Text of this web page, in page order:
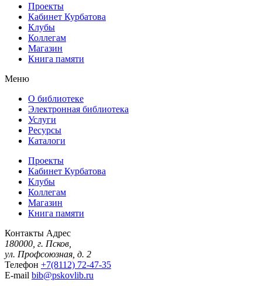
Проекты
Кабинет Курбатова
Клубы
Коллегам
Магазин
Книга памяти
Меню
О библиотеке
Электронная библиотека
Услуги
Ресурсы
Каталоги
Проекты
Кабинет Курбатова
Клубы
Коллегам
Магазин
Книга памяти
Контакты Адрес
180000, г. Псков,
ул. Профсоюзная, д. 2
Телефон +7(8112) 72-47-35
E-mail bib@pskovlib.ru